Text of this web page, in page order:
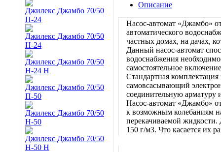
Джилекс Джамбо 70/50
П-24
Джилекс Джамбо 70/50
Н-24
Джилекс Джамбо 70/50
Н-24 Н
Джилекс Джамбо 70/50
П-50
Джилекс Джамбо 70/50
Н-50
Джилекс Джамбо 70/50
Н-50 Н
Описание
Насос-автомат «Джамбо»
автоматического
частных домах, на дачах,
Данный насос-автомат
водоснабжения
самостоятельное
Стандартная
самовсасывающий
соединительную арматуру
Насос-автомат «Джамбо»
к возможным колебаниям
перекачиваемой жидкости.
150 г/м3. Что касается их